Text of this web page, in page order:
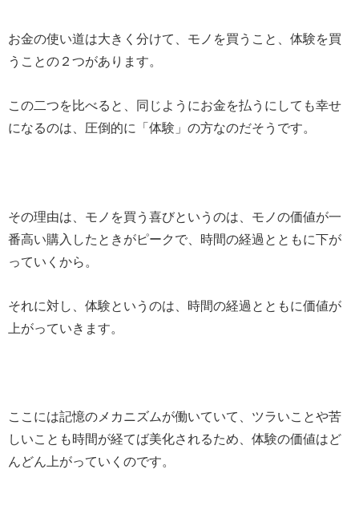
お金の使い道は大きく分けて、モノを買うこと、体験を買
うことの２つがあります。
この二つを比べると、同じようにお金を払うにしても幸せ
になるのは、圧倒的に「体験」の方なのだそうです。
その理由は、モノを買う喜びというのは、モノの価値が一
番高い購入したときがピークで、時間の経過とともに下が
っていくから。
それに対し、体験というのは、時間の経過とともに価値が
上がっていきます。
ここには記憶のメカニズムが働いていて、ツラいことや苦
しいことも時間が経てば美化されるため、体験の価値はど
んどん上がっていくのです。